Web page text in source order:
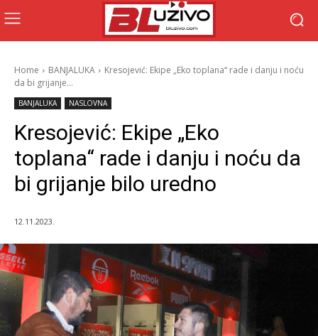
Home BANJALUKA
Kresojević: Ekipe „Eko toplana“ rade i danju i noću
da bi grijanje...
BANJALUKA NASLOVNA
Kresojević: Ekipe „Eko
toplana“ rade i danju i noću da
bi grijanje bilo uredno
12.11.2023.